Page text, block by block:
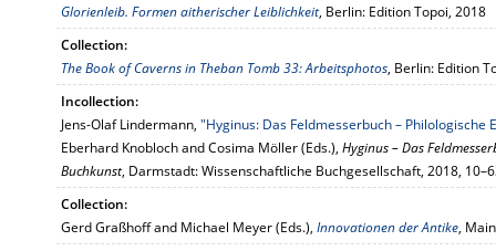
Glorienleib. Formen aitherischer Leiblichkeit, Berlin: Edition Topoi, 2018
Collection:
The Book of Caverns in Theban Tomb 33: Arbeitsphotos, Berlin: Edition
Incollection:
Jens-Olaf Lindermann, "Hyginus: Das Feldmesserbuch – Philologische
Eberhard Knobloch and Cosima Möller (Eds.), Hyginus – Das
Buchkunst, Darmstadt: Wissenschaftliche Buchgesellschaft, 2018,
Collection:
Gerd Graßhoff and Michael Meyer (Eds.), Innovationen der Antike,